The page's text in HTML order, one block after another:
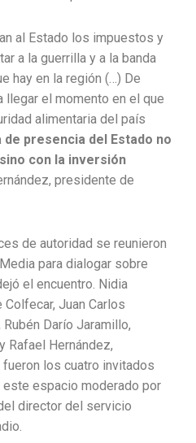
al Estado los impuestos y
a la guerrilla y a la banda
hay en la región (…) De
llegar el momento en el que
alimentaria del país
de presencia del Estado no
con la inversión
presidente de
de autoridad se reunieron
para dialogar sobre
el encuentro. Nidia
Juan Carlos
Darío Jaramillo,
Rafael Hernández,
los cuatro invitados
este espacio moderado por
director del servicio